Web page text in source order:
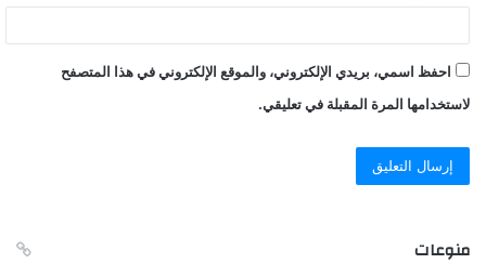
احفظ اسمي، بريدي الإلكتروني، والموقع الإلكتروني في هذا المتصفح
لاستخدامها المرة المقبلة في تعليقي.
منوعات